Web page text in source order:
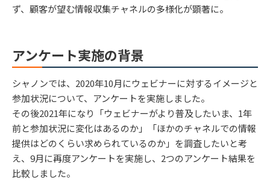
ず、顧客が望む情報収集チャネルの多様化が顕著に。
アンケート実施の背景
シャノンでは、2020年10月にウェビナーに対するイメージと
参加状況について、アンケートを実施しました。
その後2021年になり「ウェビナーがより普及したいま、1年
前と参加状況に変化はあるのか」「ほかのチャネルでの情報
提供はどのくらい求められているのか」を調査したいと考
え、9月に再度アンケートを実施し、2つのアンケート結果を
比較しました。